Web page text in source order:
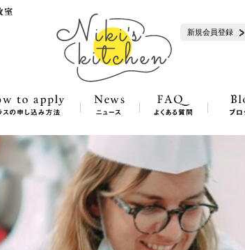
新規会員登録